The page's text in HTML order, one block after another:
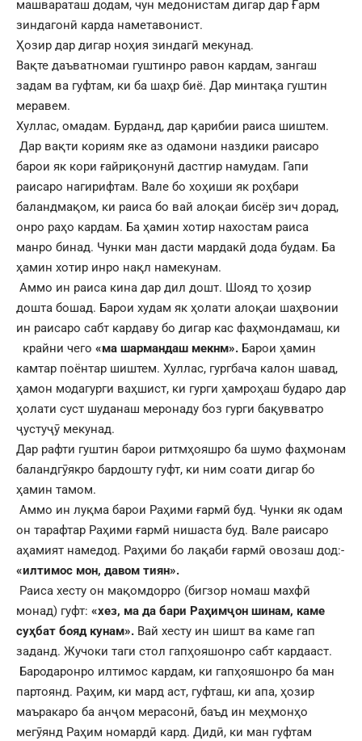
машвараташ додам, чун медонистам дигар дар Ғарм
зиндагонӣ карда наметавонист.
Ҳозир дар дигар ноҳия зиндагӣ мекунад.
Вақте даъватномаи гуштинро равон кардам, зангаш
задам ва гуфтам, ки ба шаҳр биё. Дар минтақа гуштин
меравем.
Хуллас, омадам. Бурданд, дар қарибии раиса шиштем.
Дар вақти кориям яке аз одамони наздики раисаро
барои як кори ғайриқонунӣ дастгир намудам. Гапи
раисаро нагирифтам. Вале бо хоҳиши як роҳбари
баландмақом, ки раиса бо вай алоқаи бисёр зич дорад,
онро раҳо кардам. Ба ҳамин хотир нахостам раиса
манро бинад. Чунки ман дасти мардакӣ дода будам. Ба
ҳамин хотир инро нақл намекунам.
Аммо ин раиса кина дар дил дошт. Шояд то ҳозир
дошта бошад. Барои худам як ҳолати алоқаи шаҳвонии
ин раисаро сабт кардаву бо дигар кас фаҳмондамаш, ки
крайни чего «ма шармандаш мекнм». Барои ҳамин
камтар поёнтар шиштем. Хуллас, гургбача калон шавад,
ҳамон модагурги ваҳшист, ки гурги ҳамроҳаш бударо дар
ҳолати суст шуданаш меронаду боз гурги бақувватро
ҷустуҷӯ мекунад.
Дар рафти гуштин барои ритмҳояшро ба шумо фаҳмонам
баландгӯякро бардошту гуфт, ки ним соати дигар бо
ҳамин тамом.
Аммо ин луқма барои Раҳими ғармӣ буд. Чунки як одам
он тарафтар Раҳими ғармӣ нишаста буд. Вале раисаро
аҳамият намедод. Раҳими бо лақаби ғармӣ овозаш дод:-
«илтимос мон, давом тиян».
Раиса хесту он мақомдорро (бигзор номаш махфӣ
монад) гуфт: «хез, ма да бари Раҳимҷон шинам, каме
суҳбат бояд кунам». Вай хесту ин шишт ва каме гап
заданд. Жучоки таги стол гапҳояшонро сабт кардааст.
Бародаронро илтимос кардам, ки гапҳояшонро ба ман
партоянд. Раҳим, ки мард аст, гуфташ, ки апа, ҳозир
маъракаро ба анҷом мерасонӣ, баъд ин меҳмонҳо
мегӯянд Раҳим номардӣ кард. Дидӣ, ки ман гуфтам